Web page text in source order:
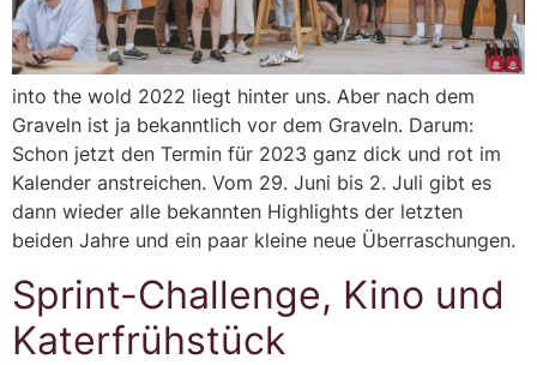
into the wold 2022 liegt hinter uns. Aber nach dem
Graveln ist ja bekanntlich vor dem Graveln. Darum:
Schon jetzt den Termin für 2023 ganz dick und rot im
Kalender anstreichen. Vom 29. Juni bis 2. Juli gibt es
dann wieder alle bekannten Highlights der letzten
beiden Jahre und ein paar kleine neue Überraschungen.
Sprint-Challenge, Kino und
Katerfrühstück